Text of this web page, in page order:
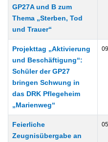
GP27A und B zum
Thema „Sterben, Tod
und Trauer“
Projekttag „Aktivierung
und Beschäftigung“:
Schüler der GP27
bringen Schwung in
das DRK Pflegeheim
„Marienweg“
Feierliche
Zeugnisübergabe an